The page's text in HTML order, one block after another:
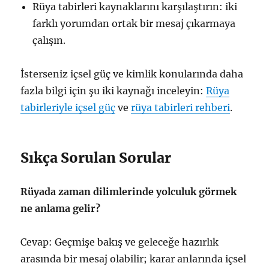
Rüya tabirleri kaynaklarını karşılaştırın: iki
farklı yorumdan ortak bir mesaj çıkarmaya
çalışın.
İsterseniz içsel güç ve kimlik konularında daha
fazla bilgi için şu iki kaynağı inceleyin:Rüya
tabirleriyle içsel güç verüya tabirleri rehberi.
Sıkça Sorulan Sorular
Rüyada zaman dilimlerinde yolculuk görmek
ne anlama gelir?
Cevap: Geçmişe bakış ve geleceğe hazırlık
arasında bir mesaj olabilir; karar anlarında içsel